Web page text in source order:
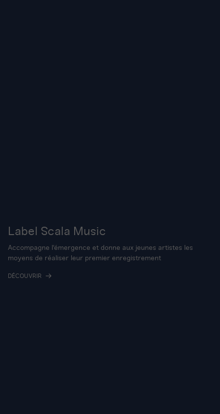
Label Scala Music
Accompagne l'émergence et donne aux jeunes artistes les
moyens de réaliser leur premier enregistrement
DÉCOUVRIR